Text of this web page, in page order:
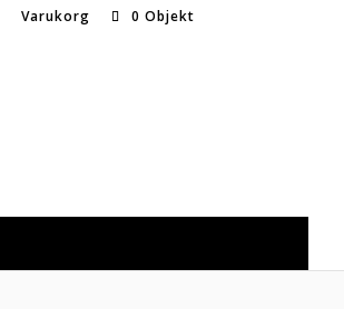
Varukorg 0 Objekt